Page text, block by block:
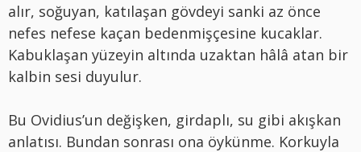
alır, soğuyan, katılaşan gövdeyi sanki az önce
nefes nefese kaçan bedenmişçesine kucaklar.
Kabuklaşan yüzeyin altında uzaktan hâlâ atan bir
kalbin sesi duyulur.
Bu Ovidius’un değişken, girdaplı, su gibi akışkan
anlatısı. Bundan sonrası ona öykünme. Korkuyla